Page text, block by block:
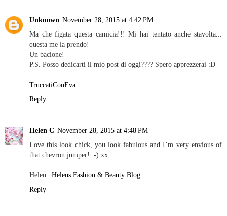
Unknown November 28, 2015 at 4:42 PM
Ma che figata questa camicia!!! Mi hai tentato anche stavolta...
questa me la prendo!
Un bacione!
P.S. Posso dedicarti il mio post di oggi???? Spero apprezzerai :D
TruccatiConEva
Reply
Helen C November 28, 2015 at 4:48 PM
Love this look chick, you look fabulous and I’m very envious of
that chevron jumper! :-) xx
Helen | Helens Fashion & Beauty Blog
Reply